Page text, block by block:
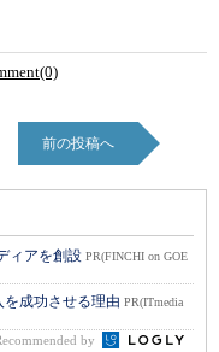
前の投稿へ
ィアを創設 PR(FINCHI on GOE
成功させる理由 PR(ITmedia
by